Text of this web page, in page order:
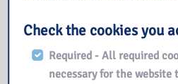
Książkę
Check the cookies you
Required - All required
necessary for the